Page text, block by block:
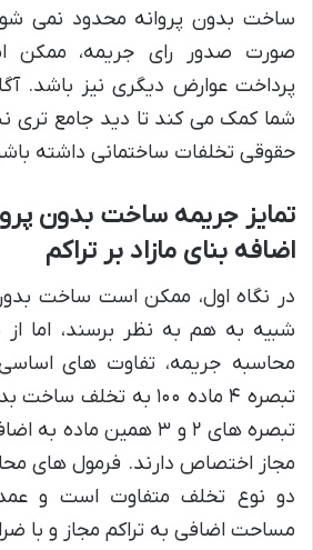
ساخت بدون پروانه محدود نمی
صورت صدور رای جریمه، ممکن
پرداخت عوارض دیگری نیز باشد.
شما کمک می کند تا دید جامع تری
حقوقی تخلفات ساختمانی داشته
تمایز جریمه ساخت بدون
اضافه بنای مازاد بر تراکم
در نگاه اول، ممکن است ساخت
شبیه به هم به نظر برسند، اما از
محاسبه جریمه، تفاوت های
تبصره ۴ ماده ۱۰۰ به تخلف
تبصره های ۲ و ۳ همین
مجاز اختصاص دارند. فرمول های
دو نوع تخلف متفاوت است و
مساحت اضافی به تراکم مجاز و با